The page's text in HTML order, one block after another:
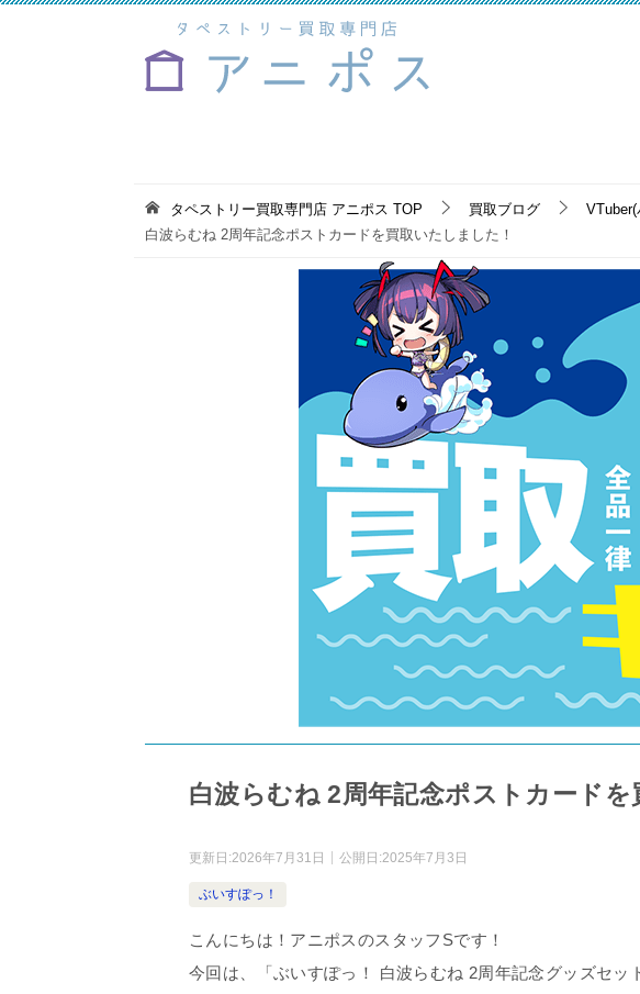
タペストリー買取専門店 アニポス TOP 買取ブログ
白波らむね 2周年記念ポストカードを買取いたしました！
白波らむね 2周年記念ポストカードを
更新日:2026年7月31日 公開日:2025年7月3日
ぶいすぽっ！
こんにちは！アニポスのスタッフSです！
今回は、「ぶいすぽっ！ 白波らむね 2周年記念グッズセッ